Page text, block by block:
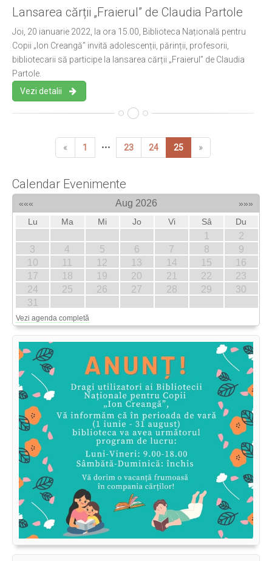
Lansarea cărții „Fraierul” de Claudia Partole
Joi, 20 ianuarie 2022, la ora 15.00, Biblioteca Națională pentru
Copii „Ion Creangă” invită adolescenții, părinții, profesorii,
bibliotecarii să participe la lansarea cărții „Fraierul” de Claudia
Partole.
Vezi detalii
« 1 ••• 23 24 25 »
Calendar Evenimente
««« Aug 2026
»»»
Lu
Ma Mi Jo Vi Sâ Du
1
2
3
4 5 6 7 8
9
10
11 12 13 14 15
16
17
18 19 20 21 22
23
24
25 26 27 28 29
30
31
Vezi agenda completă